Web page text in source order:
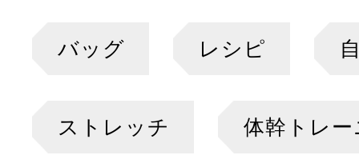
バッグ レシピ
ストレッチ 体幹トレ